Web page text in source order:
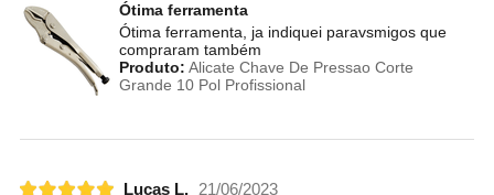
Ótima ferramenta
Ótima ferramenta, ja indiquei paravsmigos que
compraram também
Produto: Alicate Chave De Pressao Corte
Grande 10 Pol Profissional
Lucas L.
21/06/2023